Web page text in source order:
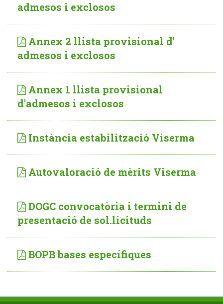
admesos i exclosos
Annex 2 llista provisional d'
admesos i exclosos
Annex 1 llista provisional
d'admesos i exclosos
Instància estabilització Viserma
Autovaloració de mèrits Viserma
DOGC convocatòria i termini de
presentació de sol.licituds
BOPB bases específiques